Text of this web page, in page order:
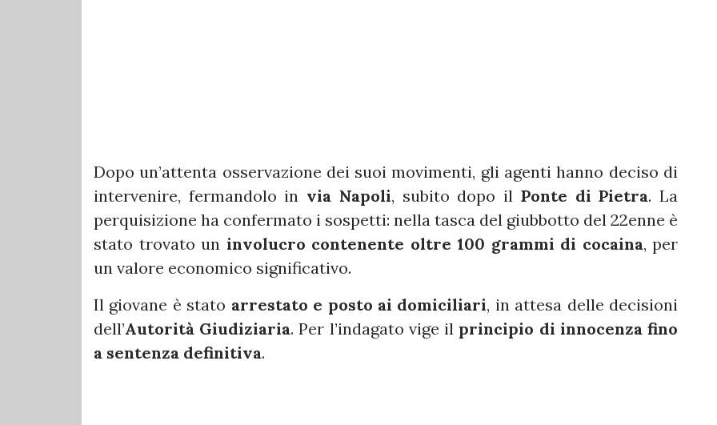
Dopo un’attenta osservazione dei suoi movimenti, gli agenti hanno deciso di
intervenire, fermandolo in via Napoli, subito dopo il Ponte di Pietra. La
perquisizione ha confermato i sospetti: nella tasca del giubbotto del 22enne è
stato trovato un involucro contenente oltre 100 grammi di cocaina, per
un valore economico significativo.
Il giovane è stato arrestato e posto ai domiciliari, in attesa delle decisioni
dell’Autorità Giudiziaria. Per l’indagato vige il principio di innocenza fino
a sentenza definitiva.